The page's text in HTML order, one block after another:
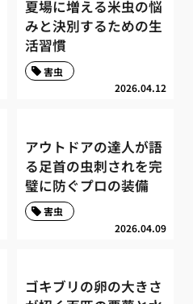
夏場に増える米虫の悩
みと決別するための生
活習慣
2026.04.12
害虫
アウトドアの達人が語
る足首の虫刺されを完
璧に防ぐプロの装備
2026.04.09
害虫
ゴキブリの卵の大きさ